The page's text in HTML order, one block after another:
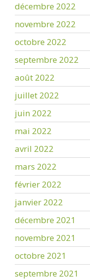
décembre 2022
novembre 2022
octobre 2022
septembre 2022
août 2022
juillet 2022
juin 2022
mai 2022
avril 2022
mars 2022
février 2022
janvier 2022
décembre 2021
novembre 2021
octobre 2021
septembre 2021